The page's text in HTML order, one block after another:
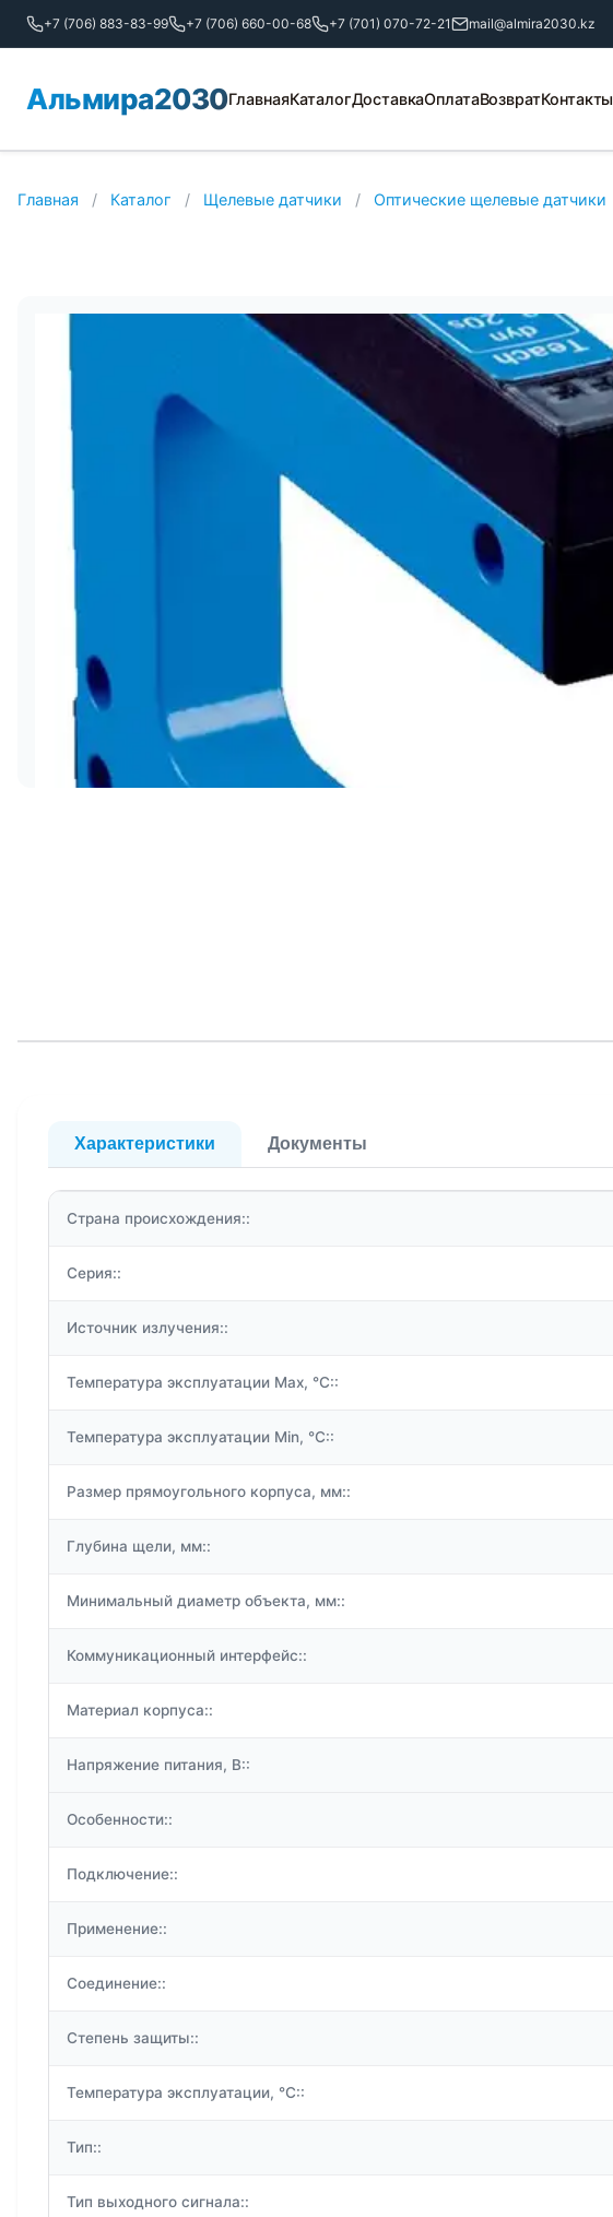
+7 (706) 883-83-99 +7 (706) 660-00-68 +7 (701) 070-72-21 mail@almira2030.kz
Альмира2030ГлавнаяКаталогДоставкаОплатаВозвратКонтакты
Главная / Каталог / Щелевые датчики / Оптические щелевые датчики
Характеристики Документы
Страна происхождения::
Серия::
Источник излучения::
Температура эксплуатации Max, °C::
Температура эксплуатации Min, °C::
Размер прямоугольного корпуса, мм::
Глубина щели, мм::
Минимальный диаметр объекта, мм::
Коммуникационный интерфейс::
Материал корпуса::
Напряжение питания, В::
Особенности::
Подключение::
Применение::
Соединение::
Степень защиты::
Температура эксплуатации, °C::
Тип::
Тип выходного сигнала::